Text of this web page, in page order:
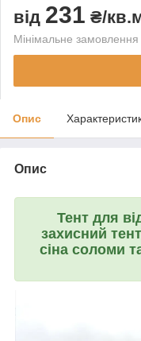
від 231 ₴/
Мінімальне
Опис
Опис
Тент для
захисний
сіна соломи